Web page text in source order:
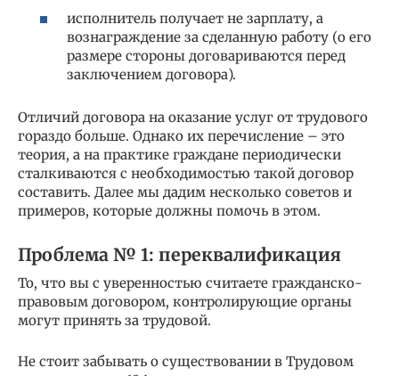
исполнитель получает не зарплату, а
вознаграждение за сделанную работу (о его
размере стороны договариваются перед
заключением договора).
Отличий договора на оказание услуг от трудового
гораздо больше. Однако их перечисление – это
теория, а на практике граждане периодически
сталкиваются с необходимостью такой договор
составить. Далее мы дадим несколько советов и
примеров, которые должны помочь в этом.
Проблема № 1: переквалификация
То, что вы с уверенностью считаете гражданско-
правовым договором, контролирующие органы
могут принять за трудовой.
Не стоит забывать о существовании в Трудовом